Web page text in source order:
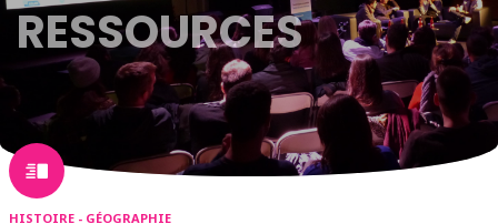
RESSOURCES
HISTOIRE - GÉOGRAPHIE